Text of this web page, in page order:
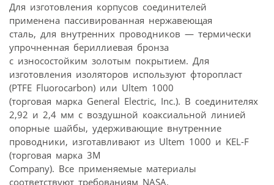
Для изготовления корпусов соединителей
применена пассивированная нержавеющая
сталь, для внутренних проводников — термически
упрочненная бериллиевая бронза
с износостойким золотым покрытием. Для
изготовления изоляторов используют фторопласт
(PTFE Fluorocarbon) или Ultem 1000
(торговая марка General Electric, Inc.). В соединителях
2,92 и 2,4 мм с воздушной коаксиальной линией
опорные шайбы, удерживающие внутренние
проводники, изготавливают из Ultem 1000 и KEL-F
(торговая марка 3М
Company). Все применяемые материалы
соответствуют требованиям NASA.